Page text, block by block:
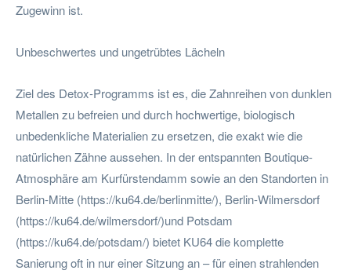
Zugewinn ist.
Unbeschwertes und ungetrübtes Lächeln
Ziel des Detox-Programms ist es, die Zahnreihen von dunklen
Metallen zu befreien und durch hochwertige, biologisch
unbedenkliche Materialien zu ersetzen, die exakt wie die
natürlichen Zähne aussehen. In der entspannten Boutique-
Atmosphäre am Kurfürstendamm sowie an den Standorten in
Berlin-Mitte (https://ku64.de/berlinmitte/), Berlin-Wilmersdorf
(https://ku64.de/wilmersdorf/)und Potsdam
(https://ku64.de/potsdam/) bietet KU64 die komplette
Sanierung oft in nur einer Sitzung an – für einen strahlenden